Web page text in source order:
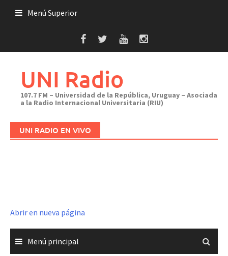
Menú Superior
UNI Radio
107.7 FM – Universidad de la República, Uruguay – Asociada
a la Radio Internacional Universitaria (RIU)
UNI RADIO EN VIVO
Abrir en nueva página
Menú principal